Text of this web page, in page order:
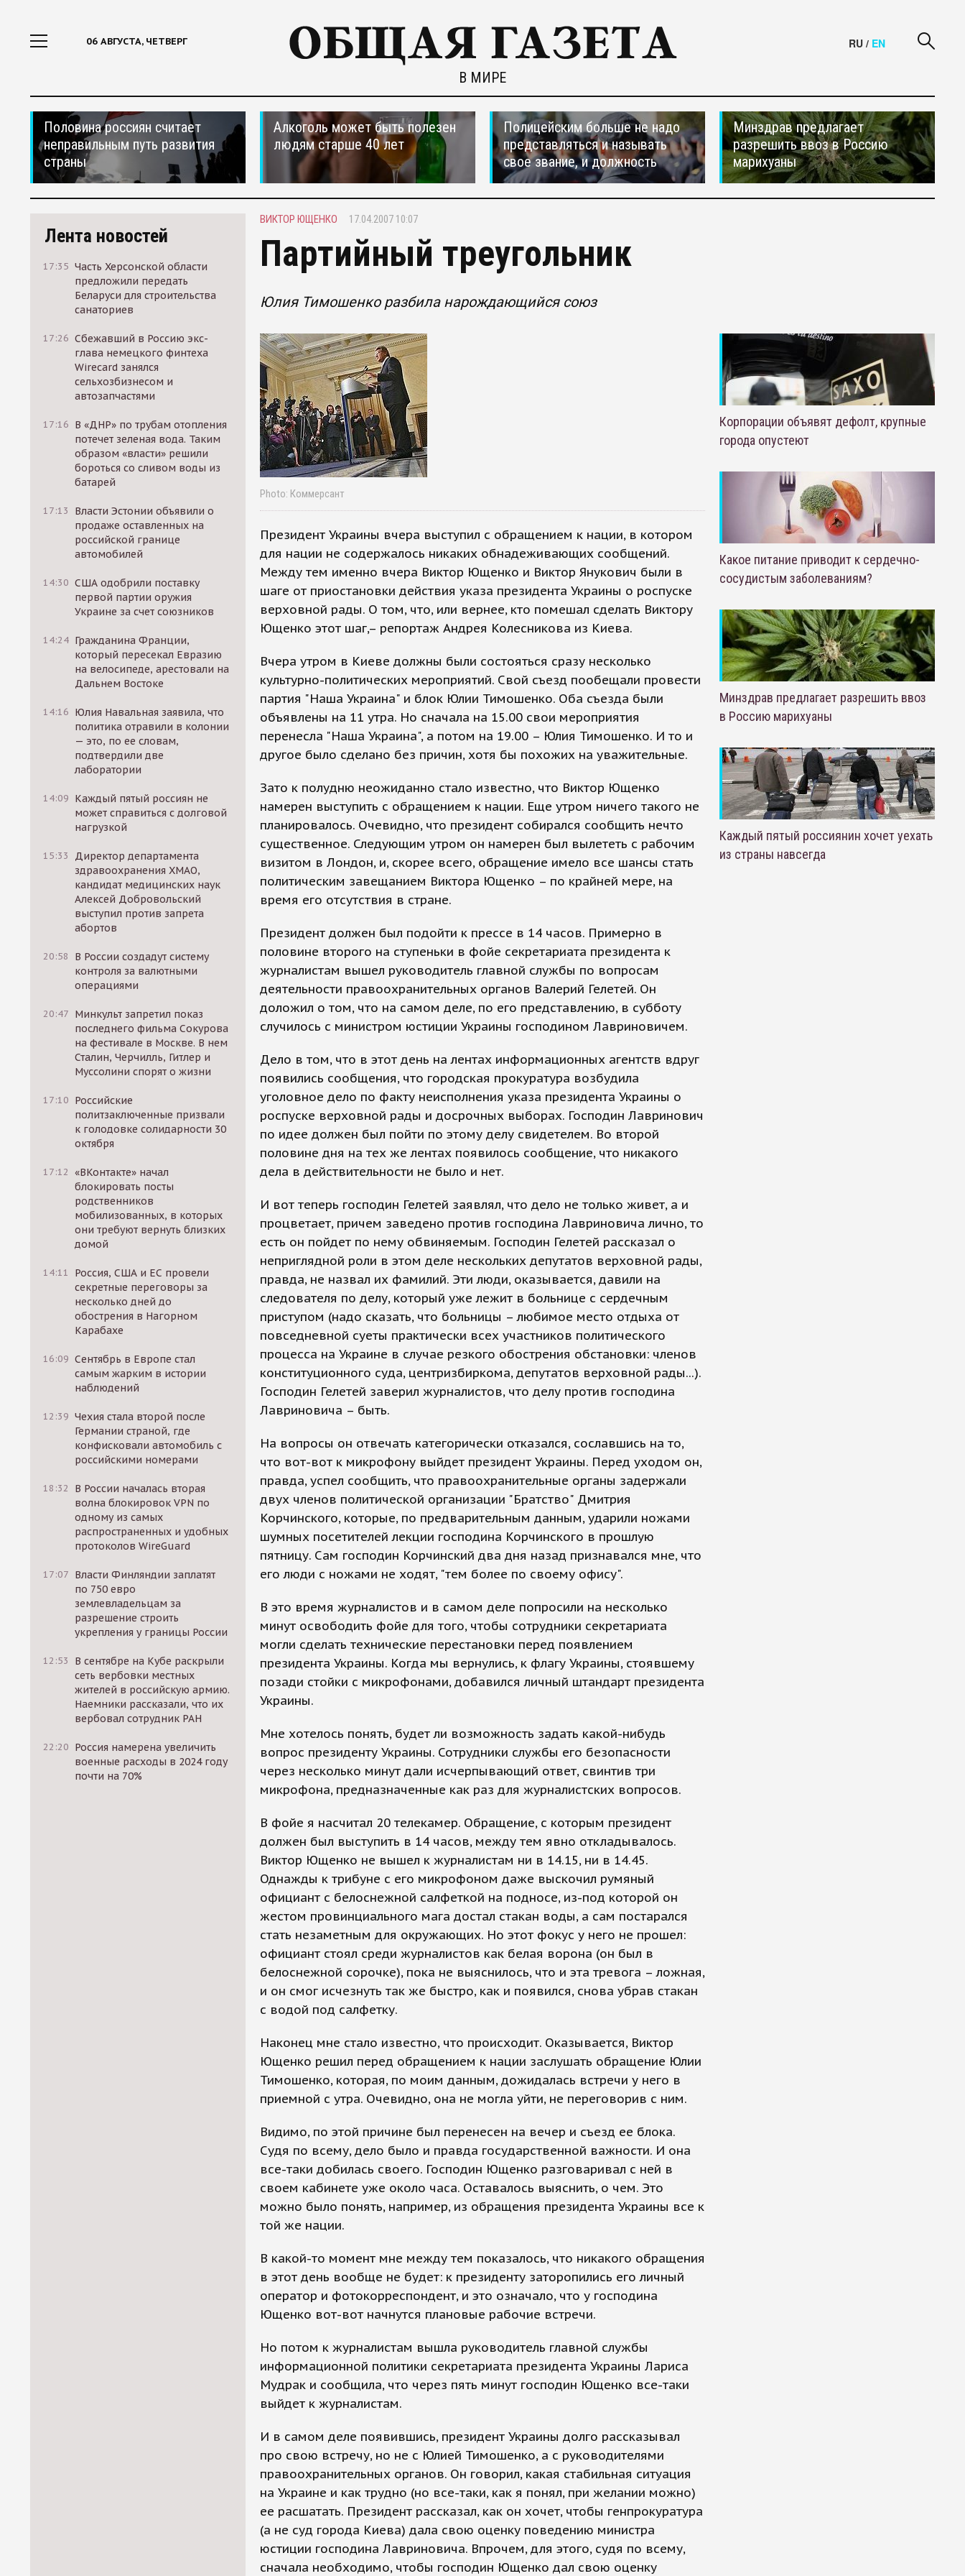
06 АВГУСТА, ЧЕТВЕРГ
В МИРЕ
RU / EN
Половина россиян считает
неправильным путь развития
страны
Алкоголь может быть полезен
людям старше 40 лет
Полицейским больше не надо
представляться и называть
свое звание, и должность
Минздрав предлагает
разрешить ввоз в Россию
марихуаны
Лента новостей
17:35 Часть Херсонской области
предложили передать
Беларуси для строительства
санаториев
17:26 Сбежавший в Россию экс-
глава немецкого финтеха
Wirecard занялся
сельхозбизнесом и
автозапчастями
17:16 В «ДНР» по трубам отопления
потечет зеленая вода. Таким
образом «власти» решили
бороться со сливом воды из
батарей
17:13
Власти Эстонии объявили о
продаже оставленных на
российской границе
автомобилей
14:30 США одобрили поставку
первой партии оружия
Украине за счет союзников
14:24 Гражданина Франции,
который пересекал Евразию
на велосипеде, арестовали на
Дальнем Востоке
14:16 Юлия Навальная заявила, что
политика отравили в колонии
— это, по ее словам,
подтвердили две
лаборатории
14:09 Каждый пятый россиян не
может справиться с долговой
нагрузкой
15:33
Директор департамента
здравоохранения ХМАО,
кандидат медицинских наук
Алексей Добровольский
выступил против запрета
абортов
20:58
В России создадут систему
контроля за валютными
операциями
20:47 Минкульт запретил показ
последнего фильма Сокурова
на фестивале в Москве. В нем
Сталин, Черчилль, Гитлер и
Муссолини спорят о жизни
17:10 Российские
политзаключенные призвали
к голодовке солидарности 30
октября
17:12 «ВКонтакте» начал
блокировать посты
родственников
мобилизованных, в которых
они требуют вернуть близких
домой
14:11
Россия, США и ЕС провели
секретные переговоры за
несколько дней до
обострения в Нагорном
Карабахе
16:09 Сентябрь в Европе стал
самым жарким в истории
наблюдений
12:39 Чехия стала второй после
Германии страной, где
конфисковали автомобиль с
российскими номерами
18:32
В России началась вторая
волна блокировок VPN по
одному из самых
распространенных и удобных
протоколов WireGuard
17:07 Власти Финляндии заплатят
по 750 евро
землевладельцам за
разрешение строить
укрепления у границы России
12:53
В сентябре на Кубе раскрыли
сеть вербовки местных
жителей в российскую армию.
Наемники рассказали, что их
вербовал сотрудник РАН
22:20 Россия намерена увеличить
военные расходы в 2024 году
почти на 70%
ВИКТОР ЮЩЕНКО 17.04.2007 10:07
Партийный треугольник
Юлия Тимошенко разбила нарождающийся союз
Photo: Коммерсант
Президент Украины вчера выступил с обращением к нации, в котором
для нации не содержалось никаких обнадеживающих сообщений.
Между тем именно вчера Виктор Ющенко и Виктор Янукович были в
шаге от приостановки действия указа президента Украины о роспуске
верховной рады. О том, что, или вернее, кто помешал сделать Виктору
Ющенко этот шаг,– репортаж Андрея Колесникова из Киева.
Вчера утром в Киеве должны были состояться сразу несколько
культурно-политических мероприятий. Свой съезд пообещали провести
партия "Наша Украина" и блок Юлии Тимошенко. Оба съезда были
объявлены на 11 утра. Но сначала на 15.00 свои мероприятия
перенесла "Наша Украина", а потом на 19.00 – Юлия Тимошенко. И то и
другое было сделано без причин, хотя бы похожих на уважительные.
Зато к полудню неожиданно стало известно, что Виктор Ющенко
намерен выступить с обращением к нации. Еще утром ничего такого не
планировалось. Очевидно, что президент собирался сообщить нечто
существенное. Следующим утром он намерен был вылететь с рабочим
визитом в Лондон, и, скорее всего, обращение имело все шансы стать
политическим завещанием Виктора Ющенко – по крайней мере, на
время его отсутствия в стране.
Президент должен был подойти к прессе в 14 часов. Примерно в
половине второго на ступеньки в фойе секретариата президента к
журналистам вышел руководитель главной службы по вопросам
деятельности правоохранительных органов Валерий Гелетей. Он
доложил о том, что на самом деле, по его представлению, в субботу
случилось с министром юстиции Украины господином Лавриновичем.
Дело в том, что в этот день на лентах информационных агентств вдруг
появились сообщения, что городская прокуратура возбудила
уголовное дело по факту неисполнения указа президента Украины о
роспуске верховной рады и досрочных выборах. Господин Лавринович
по идее должен был пойти по этому делу свидетелем. Во второй
половине дня на тех же лентах появилось сообщение, что никакого
дела в действительности не было и нет.
И вот теперь господин Гелетей заявлял, что дело не только живет, а и
процветает, причем заведено против господина Лавриновича лично, то
есть он пойдет по нему обвиняемым. Господин Гелетей рассказал о
неприглядной роли в этом деле нескольких депутатов верховной рады,
правда, не назвал их фамилий. Эти люди, оказывается, давили на
следователя по делу, который уже лежит в больнице с сердечным
приступом (надо сказать, что больницы – любимое место отдыха от
повседневной суеты практически всех участников политического
процесса на Украине в случае резкого обострения обстановки: членов
конституционного суда, центризбиркома, депутатов верховной рады...).
Господин Гелетей заверил журналистов, что делу против господина
Лавриновича – быть.
На вопросы он отвечать категорически отказался, сославшись на то,
что вот-вот к микрофону выйдет президент Украины. Перед уходом он,
правда, успел сообщить, что правоохранительные органы задержали
двух членов политической организации "Братство" Дмитрия
Корчинского, которые, по предварительным данным, ударили ножами
шумных посетителей лекции господина Корчинского в прошлую
пятницу. Сам господин Корчинский два дня назад признавался мне, что
его люди с ножами не ходят, "тем более по своему офису".
В это время журналистов и в самом деле попросили на несколько
минут освободить фойе для того, чтобы сотрудники секретариата
могли сделать технические перестановки перед появлением
президента Украины. Когда мы вернулись, к флагу Украины, стоявшему
позади стойки с микрофонами, добавился личный штандарт президента
Украины.
Мне хотелось понять, будет ли возможность задать какой-нибудь
вопрос президенту Украины. Сотрудники службы его безопасности
через несколько минут дали исчерпывающий ответ, свинтив три
микрофона, предназначенные как раз для журналистских вопросов.
В фойе я насчитал 20 телекамер. Обращение, с которым президент
должен был выступить в 14 часов, между тем явно откладывалось.
Виктор Ющенко не вышел к журналистам ни в 14.15, ни в 14.45.
Однажды к трибуне с его микрофоном даже выскочил румяный
официант с белоснежной салфеткой на подносе, из-под которой он
жестом провинциального мага достал стакан воды, а сам постарался
стать незаметным для окружающих. Но этот фокус у него не прошел:
официант стоял среди журналистов как белая ворона (он был в
белоснежной сорочке), пока не выяснилось, что и эта тревога – ложная,
и он смог исчезнуть так же быстро, как и появился, снова убрав стакан
с водой под салфетку.
Наконец мне стало известно, что происходит. Оказывается, Виктор
Ющенко решил перед обращением к нации заслушать обращение Юлии
Тимошенко, которая, по моим данным, дожидалась встречи у него в
приемной с утра. Очевидно, она не могла уйти, не переговорив с ним.
Видимо, по этой причине был перенесен на вечер и съезд ее блока.
Судя по всему, дело было и правда государственной важности. И она
все-таки добилась своего. Господин Ющенко разговаривал с ней в
своем кабинете уже около часа. Оставалось выяснить, о чем. Это
можно было понять, например, из обращения президента Украины все к
той же нации.
В какой-то момент мне между тем показалось, что никакого обращения
в этот день вообще не будет: к президенту заторопились его личный
оператор и фотокорреспондент, и это означало, что у господина
Ющенко вот-вот начнутся плановые рабочие встречи.
Но потом к журналистам вышла руководитель главной службы
информационной политики секретариата президента Украины Лариса
Мудрак и сообщила, что через пять минут господин Ющенко все-таки
выйдет к журналистам.
И в самом деле появившись, президент Украины долго рассказывал
про свою встречу, но не с Юлией Тимошенко, а с руководителями
правоохранительных органов. Он говорил, какая стабильная ситуация
на Украине и как трудно (но все-таки, как я понял, при желании можно)
ее расшатать. Президент рассказал, как он хочет, чтобы генпрокуратура
(а не суд города Киева) дала свою оценку поведению министра
юстиции господина Лавриновича. Впрочем, для этого, судя по всему,
сначала необходимо, чтобы господин Ющенко дал свою оценку
Корпорации объявят дефолт, крупные
города опустеют
Какое питание приводит к сердечно-
сосудистым заболеваниям?
Минздрав предлагает разрешить ввоз
в Россию марихуаны
Каждый пятый россиянин хочет уехать
из страны навсегда